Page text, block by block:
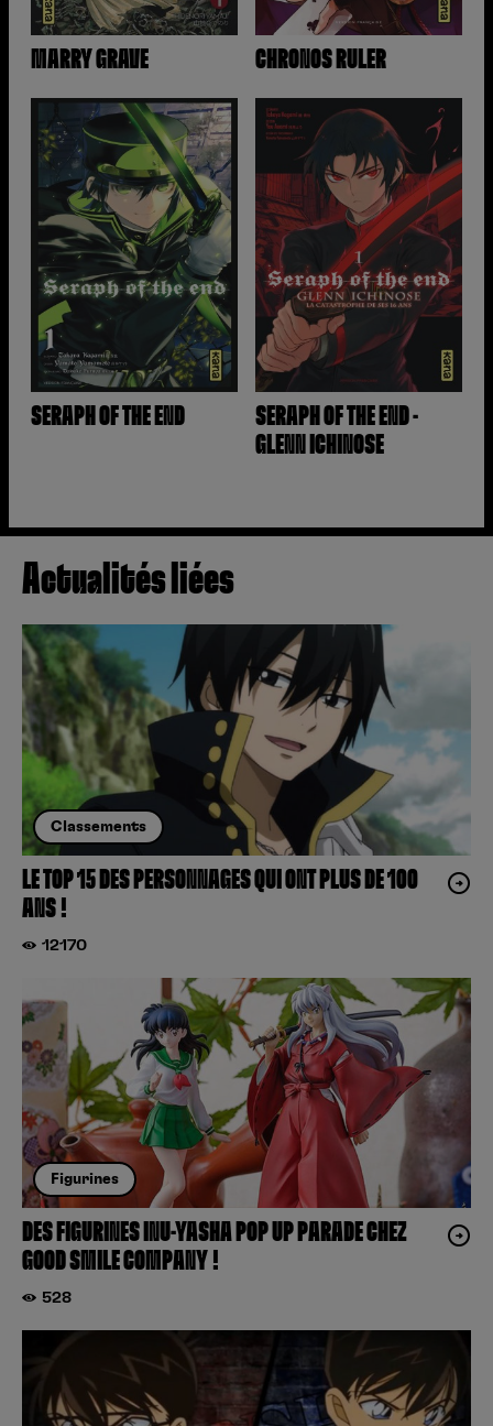
MARRY GRAVE CHRONOS RULER
SERAPH OF THE END
SERAPH OF THE END -
GLENN ICHINOSE
Actualités liées
Classements
LE TOP 15 DES PERSONNAGES QUI ONT PLUS DE 100
ANS !
12170
Figurines
DES FIGURINES INU-YASHA POP UP PARADE CHEZ
GOOD SMILE COMPANY !
528